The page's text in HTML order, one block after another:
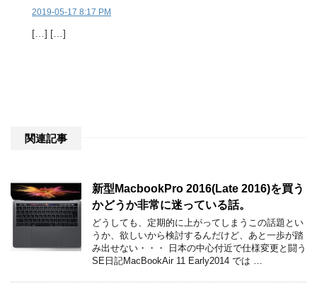
2019-05-17 8:17 PM
[…] […]
関連記事
新型MacbookPro 2016(Late 2016)を買う
かどうか非常に迷っている話。
どうしても、定期的に上がってしまうこの話題とい
うか、欲しいから検討するんだけど、あと一歩が踏
み出せない・・・ 日本の中心付近で仕様変更と闘う
SE日記MacBookAir 11 Early2014 では …